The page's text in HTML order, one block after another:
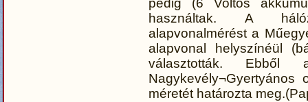
pedig (6 Voltos
használtak. A
alapvonalmérést a
alapvonal helyszínéül
választották.
Nagykevély¬Gyertyános
méretét határozta